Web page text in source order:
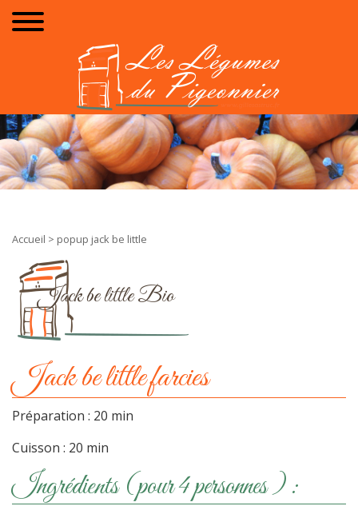
Accueil > popup jack be little
Jack be little Bio
Jack be little farcies
Préparation : 20 min
Cuisson : 20 min
Ingrédients (pour 4 personnes ) :